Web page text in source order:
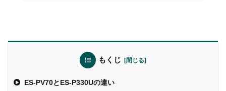
もくじ
ES-PV70とES-P330Uの違い